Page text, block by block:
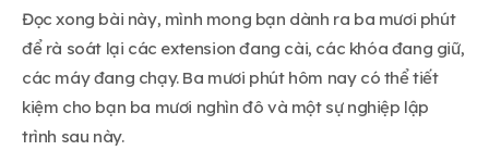
Đọc xong bài này, mình mong bạn dành ra ba mươi phút
để rà soát lại các extension đang cài, các khóa đang giữ,
các máy đang chạy. Ba mươi phút hôm nay có thể tiết
kiệm cho bạn ba mươi nghìn đô và một sự nghiệp lập
trình sau này.